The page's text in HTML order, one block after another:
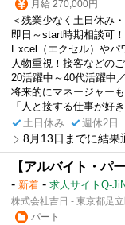
月給 270,000円
＜残業少なく土日休み
即日～start時期相談可！
Excel（エクセル）やパ
人物重視！接客などの
20活躍中～40代活躍中／
将来的にマネージャー
「人と接する仕事が好
土日休み
週休2日
8月13日までに結果
【アルバイト・パ
- 新着 - 求人サイトQ-
株式会社吉日 - 東京都足
パート